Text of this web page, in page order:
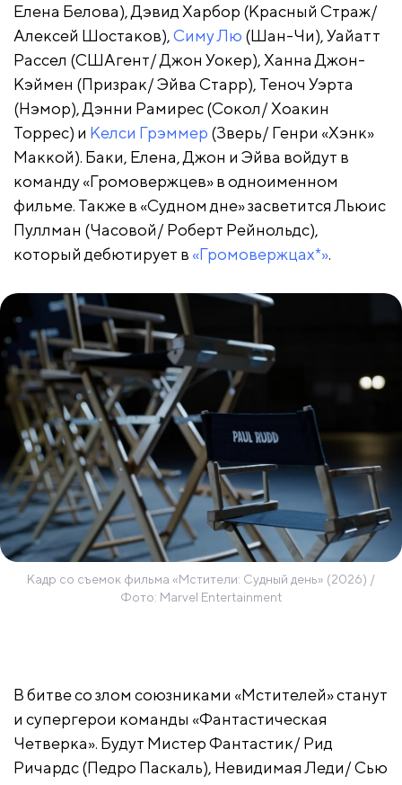
Елена Белова), Дэвид Харбор (Красный Страж/
Алексей Шостаков),Симу Лю (Шан-Чи), Уайатт
Рассел (СШАгент/ Джон Уокер), Ханна Джон-
Кэймен (Призрак/ Эйва Старр), Теноч Уэрта
(Нэмор), Дэнни Рамирес (Сокол/ Хоакин
Торрес) и Келси Грэммер (Зверь/ Генри «Хэнк»
Маккой). Баки, Елена, Джон и Эйва войдут в
команду «Громовержцев» в одноименном
фильме. Также в «Судном дне» засветится Льюис
Пуллман (Часовой/ Роберт Рейнольдс),
который дебютирует в «Громовержцах*».
Кадр со съемок фильма «Мстители: Судный день» (2026) /
Фото: Marvel Entertainment
В битве со злом союзниками «Мстителей» станут
и супергерои команды «Фантастическая
Четверка». Будут Мистер Фантастик/ Рид
Ричардс (Педро Паскаль), Невидимая Леди/ Сью